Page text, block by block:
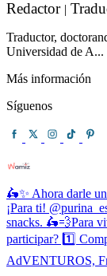
Redactor |
Traductor,
Universidad de A...
Más información
Síguenos
🛵✨ Ahora darle
¡Para ti!
snacks. 🛵💨Para
participar? 1️⃣
AdVENTUROS,